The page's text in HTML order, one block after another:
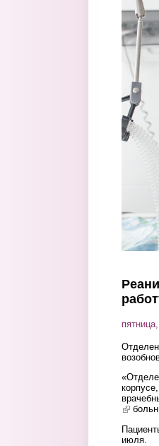
Перейти к основному содержанию
(link is
июля.